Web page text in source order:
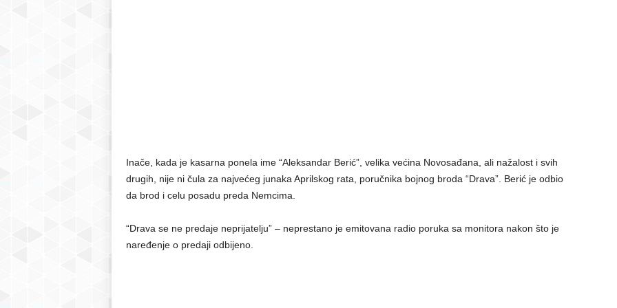
Inače, kada je kasarna ponela ime “Aleksandar Berić”, velika većina Novosađana, ali nažalost i svih
drugih, nije ni čula za najvećeg junaka Aprilskog rata, poručnika bojnog broda “Drava”. Berić je odbio
da brod i celu posadu preda Nemcima.
“Drava se ne predaje neprijatelju” – neprestano je emitovana radio poruka sa monitora nakon što je
naređenje o predaji odbijeno.